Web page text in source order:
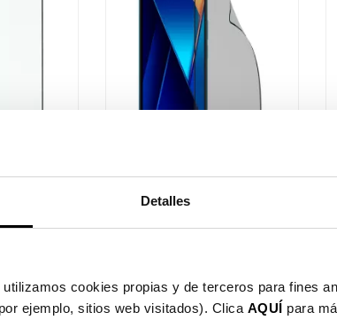
Detalles
cookies propias y de terceros para fines
ejemplo, sitios web visitados). Clica AQUÍ para
Vista rápida
Cristal Templado